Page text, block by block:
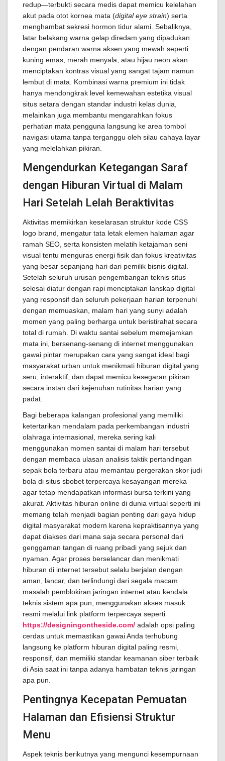
redup—terbukti secara medis dapat memicu kelelahan
akut pada otot kornea mata (digital eye strain) serta
menghambat sekresi hormon tidur alami. Sebaliknya,
latar belakang warna gelap diredam yang dipadukan
dengan pendaran warna aksen yang mewah seperti
kuning emas, merah menyala, atau hijau neon akan
menciptakan kontras visual yang sangat tajam namun
lembut di mata. Kombinasi warna premium ini tidak
hanya mendongkrak level kemewahan estetika visual
situs setara dengan standar industri kelas dunia,
melainkan juga membantu mengarahkan fokus
perhatian mata pengguna langsung ke area tombol
navigasi utama tanpa terganggu oleh silau cahaya layar
yang melelahkan pikiran.
Mengendurkan Ketegangan Saraf
dengan Hiburan Virtual di Malam
Hari Setelah Lelah Beraktivitas
Aktivitas memikirkan keselarasan struktur kode CSS
logo brand, mengatur tata letak elemen halaman agar
ramah SEO, serta konsisten melatih ketajaman seni
visual tentu menguras energi fisik dan fokus kreativitas
yang besar sepanjang hari dari pemilik bisnis digital.
Setelah seluruh urusan pengembangan teknis situs
selesai diatur dengan rapi menciptakan lanskap digital
yang responsif dan seluruh pekerjaan harian terpenuhi
dengan memuaskan, malam hari yang sunyi adalah
momen yang paling berharga untuk beristirahat secara
total di rumah. Di waktu santai sebelum memejamkan
mata ini, bersenang-senang di internet menggunakan
gawai pintar merupakan cara yang sangat ideal bagi
masyarakat urban untuk menikmati hiburan digital yang
seru, interaktif, dan dapat memicu kesegaran pikiran
secara instan dari kejenuhan rutinitas harian yang
padat.
Bagi beberapa kalangan profesional yang memiliki
ketertarikan mendalam pada perkembangan industri
olahraga internasional, mereka sering kali
menggunakan momen santai di malam hari tersebut
dengan membaca ulasan analisis taktik pertandingan
sepak bola terbaru atau memantau pergerakan skor judi
bola di situs sbobet terpercaya kesayangan mereka
agar tetap mendapatkan informasi bursa terkini yang
akurat. Aktivitas hiburan online di dunia virtual seperti ini
memang telah menjadi bagian penting dari gaya hidup
digital masyarakat modern karena kepraktisannya yang
dapat diakses dari mana saja secara personal dari
genggaman tangan di ruang pribadi yang sejuk dan
nyaman. Agar proses berselancar dan menikmati
hiburan di internet tersebut selalu berjalan dengan
aman, lancar, dan terlindungi dari segala macam
masalah pemblokiran jaringan internet atau kendala
teknis sistem apa pun, menggunakan akses masuk
resmi melalui link platform terpercaya seperti
https://designingontheside.com/ adalah opsi paling
cerdas untuk memastikan gawai Anda terhubung
langsung ke platform hiburan digital paling resmi,
responsif, dan memiliki standar keamanan siber terbaik
di Asia saat ini tanpa adanya hambatan teknis jaringan
apa pun.
Pentingnya Kecepatan Pemuatan
Halaman dan Efisiensi Struktur
Menu
Aspek teknis berikutnya yang mengunci kesempurnaan